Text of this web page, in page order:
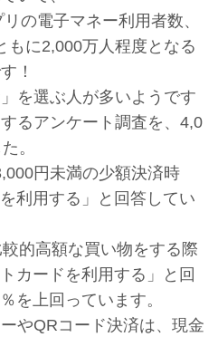
の電子マネー利用者数、
もに2,000万人程度となる
！
を選ぶ人が多いようです
るアンケート調査を、4,0
。
円未満の少額決済時
利用する」と回答してい
的高額な買い物をする際
カードを利用する」と回
を上回っています。
やQRコード決済は、現金